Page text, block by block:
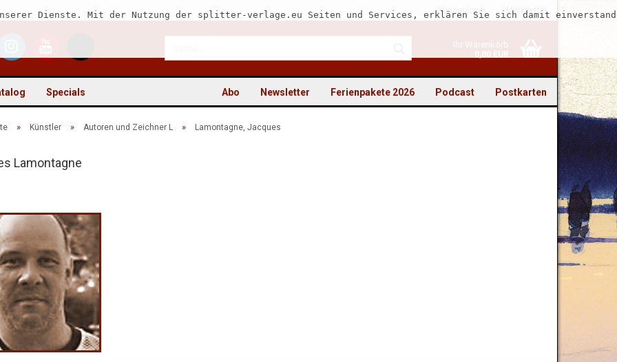
Kundenlogin Merkzettel
Ihr Warenkorb
0,00 EUR
Dienste. Mit der Nutzung der splitter-verlage.eu Seiten und Services, erklären Sie sich damit
Specials Postkarten
Podcast
Ferienpakete 2026
Newsletter
Abo
» Künstler » Autoren und Zeichner L » Lamontagne, Jacques
Lamontagne